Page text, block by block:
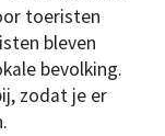
toeristen
bleven
bevolking.
zodat je er